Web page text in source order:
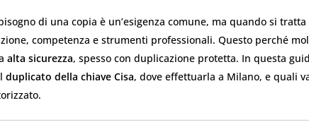
di una copia è un’esigenza comune, ma quando si tratta
competenza e strumenti professionali. Questo perché
alta sicurezza, spesso con duplicazione protetta. In questa
duplicato della chiave Cisa, dove effettuarla a Milano, e quali